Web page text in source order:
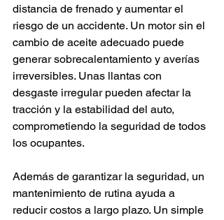
distancia de frenado y aumentar el
riesgo de un accidente. Un motor sin el
cambio de aceite adecuado puede
generar sobrecalentamiento y averías
irreversibles. Unas llantas con
desgaste irregular pueden afectar la
tracción y la estabilidad del auto,
comprometiendo la seguridad de todos
los ocupantes.
Además de garantizar la seguridad, un
mantenimiento de rutina ayuda a
reducir costos a largo plazo. Un simple